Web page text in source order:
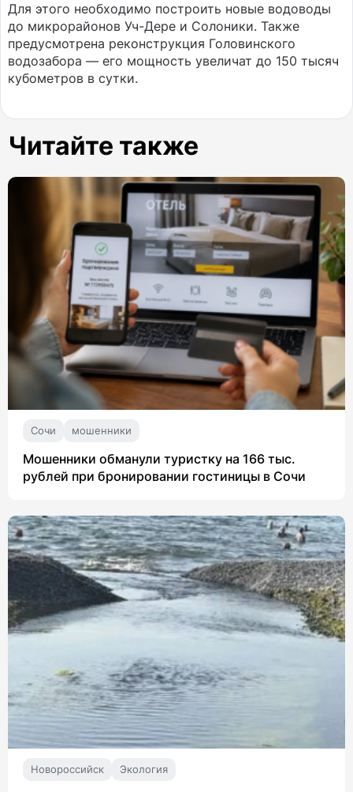
Для этого необходимо построить новые водоводы
до микрорайонов Уч-Дере и Солоники. Также
предусмотрена реконструкция Головинского
водозабора — его мощность увеличат до 150 тысяч
кубометров в сутки.
Читайте также
Сочи мошенники
Мошенники обманули туристку на 166 тыс.
рублей при бронировании гостиницы в Сочи
Новороссийск Экология